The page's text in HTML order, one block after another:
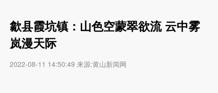
歙县霞坑镇：山色空蒙翠欲流 云中雾
岚漫天际
2022-08-11 14:50:49 来源:黄山新闻网